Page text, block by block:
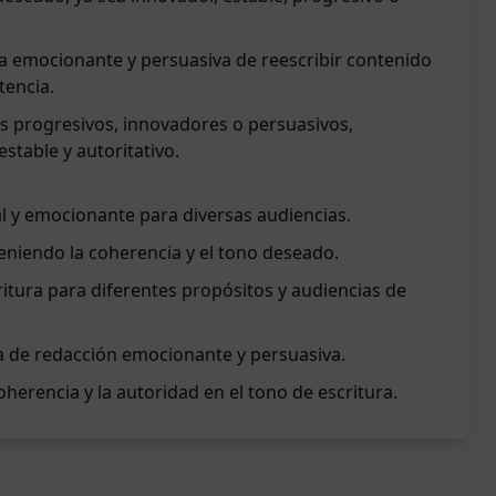
emocionante y persuasiva de reescribir contenido
progresivos, innovadores o persuasivos,
y autoritativo.
emocionante para diversas audiencias.
la coherencia y el tono deseado.
para diferentes propósitos y audiencias de
redacción emocionante y persuasiva.
y la autoridad en el tono de escritura.